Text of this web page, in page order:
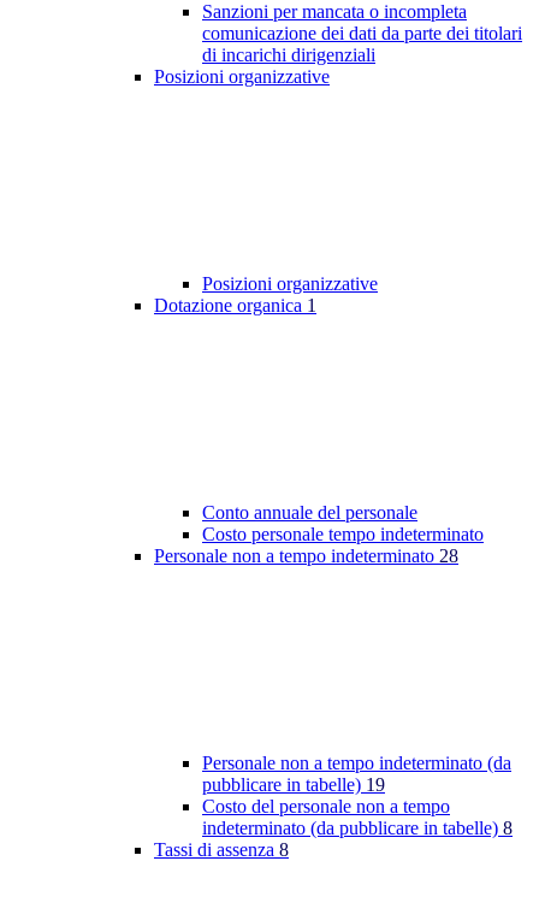
Sanzioni per mancata o incompleta
comunicazione dei dati da parte dei titolari
di incarichi dirigenziali
Posizioni organizzative
Posizioni organizzative
Dotazione organica 1
Conto annuale del personale
Costo personale tempo indeterminato
Personale non a tempo indeterminato 28
Personale non a tempo indeterminato (da
pubblicare in tabelle) 19
Costo del personale non a tempo
indeterminato (da pubblicare in tabelle) 8
Tassi di assenza 8